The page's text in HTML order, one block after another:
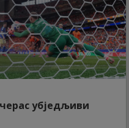
убједљиви